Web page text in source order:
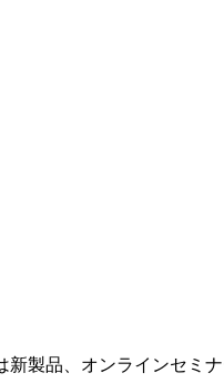
製品、オンラインセミ